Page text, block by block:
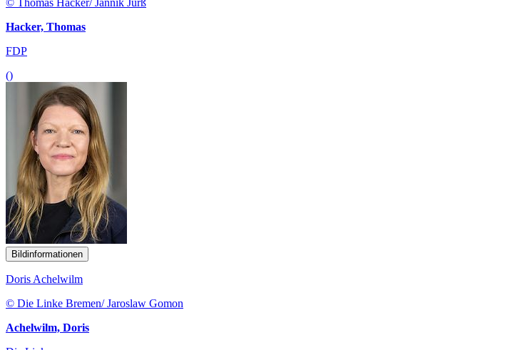
Hacker, Thomas
FDP
()
Bildinformationen
Doris Achelwilm
© Die Linke Bremen/ Jaroslaw Gomon
Achelwilm, Doris